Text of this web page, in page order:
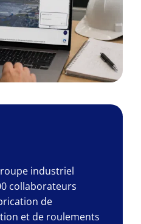
industriel
collaborateurs
de
et de roulements